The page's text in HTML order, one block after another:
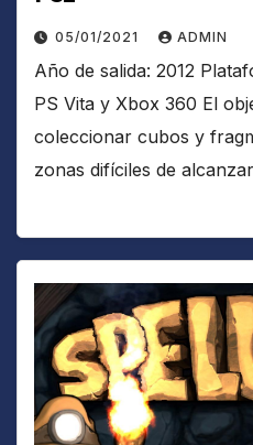
05/01/2021 ADMIN
Año de salida: 2012
PS Vita y Xbox 360 El
coleccionar cubos y
zonas difíciles de